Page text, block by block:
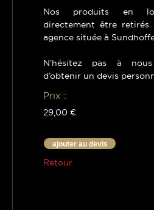
Nos produits en
directement être
agence située à
N’hésitez pas à
d’obtenir un devis
Prix :
29,00 €
ajouter au devis
Retour